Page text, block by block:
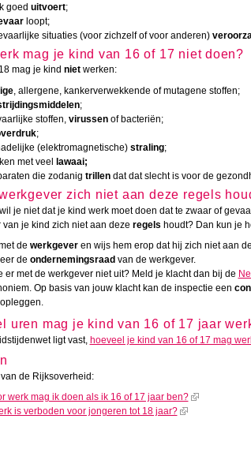
goed uitvoert;
loopt;
situaties (voor zichzelf of voor anderen)
mag je kind van 16 of 17 niet doen?
mag je kind nietwerken:
, allergene, kankerverwekkende of mutagene stoffen;
;
stoffen, virussenof bacteriën;
;
(elektromagnetische) straling;
met veel
lawaai;
die zodanig trillendat dat slecht is voor de
zich niet aan deze regels
je niet dat je kind werk moet doen dat te zwaar of
van je kind zich niet aan deze regels houdt? Dan kun je
de werkgeveren wijs hem erop dat hij zich niet aan
de ondernemingsraad van de werkgever.
er met de werkgever niet uit? Meld je klacht dan bij de
Op basis van jouw klacht kan de inspectie een
uren mag je kind van 16 of 17 jaar
ligt vast, hoeveel je kind van 16 of 17 mag
de Rijksoverheid:
werk mag ik doen als ik 16 of 17 jaar ben?
is verboden voor jongeren tot 18 jaar?